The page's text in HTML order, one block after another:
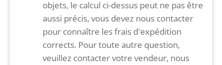
objets, le calcul ci-dessus peut ne pas être
aussi précis, vous devez nous contacter
pour connaître les frais d'expédition
corrects. Pour toute autre question,
veuillez contacter votre vendeur, nous